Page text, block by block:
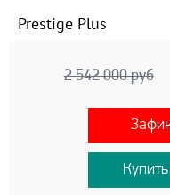
Prestige Plus
2 542 000 руб